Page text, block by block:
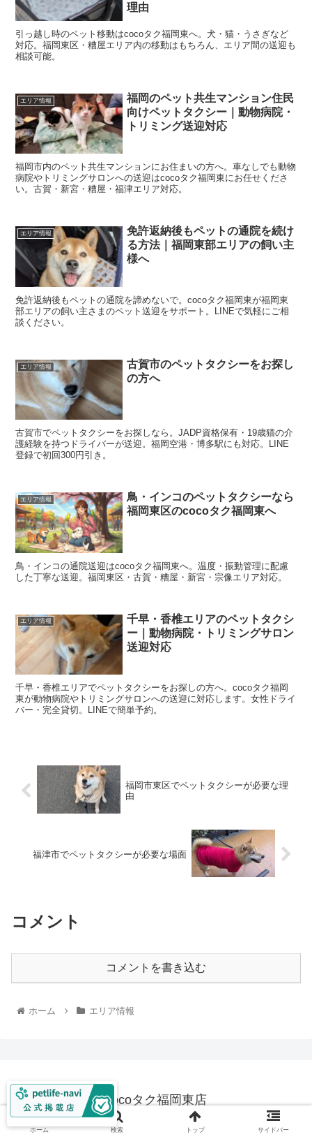
理由
引っ越し時のペット移動はcocoタク福岡東へ。犬・猫・うさぎなど
対応。福岡東区・糟屋エリア内の移動はもちろん、エリア間の送迎も
相談可能。
エリア情報
福岡のペット共生マンション住民
向けペットタクシー｜動物病院・
トリミング送迎対応
福岡市内のペット共生マンションにお住まいの方へ。車なしでも動物
病院やトリミングサロンへの送迎はcocoタク福岡東にお任せくださ
い。古賀・新宮・糟屋・福津エリア対応。
エリア情報
免許返納後もペットの通院を続け
る方法｜福岡東部エリアの飼い主
様へ
免許返納後もペットの通院を諦めないで。cocoタク福岡東が福岡東
部エリアの飼い主さまのペット送迎をサポート。LINEで気軽にご相
談ください。
エリア情報
古賀市のペットタクシーをお探し
の方へ
古賀市でペットタクシーをお探しなら。JADP資格保有・19歳猫の介
護経験を持つドライバーが送迎。福岡空港・博多駅にも対応。LINE
登録で初回300円引き。
エリア情報
鳥・インコのペットタクシーなら
福岡東区のcocoタク福岡東へ
鳥・インコの通院送迎はcocoタク福岡東へ。温度・振動管理に配慮
した丁寧な送迎。福岡東区・古賀・糟屋・新宮・宗像エリア対応。
エリア情報
千早・香椎エリアのペットタクシ
ー｜動物病院・トリミングサロン
送迎対応
千早・香椎エリアでペットタクシーをお探しの方へ。cocoタク福岡
東が動物病院やトリミングサロンへの送迎に対応します。女性ドライ
バー・完全貸切。LINEで簡単予約。
福岡市東区でペットタクシーが必要な理
由
福津市でペットタクシーが必要な場面
コメント
コメントを書き込む
ホーム エリア情報
cocoタク福岡東店
© 2026 cocoタク福岡東店.
ホーム 検索 トップ サイドバー